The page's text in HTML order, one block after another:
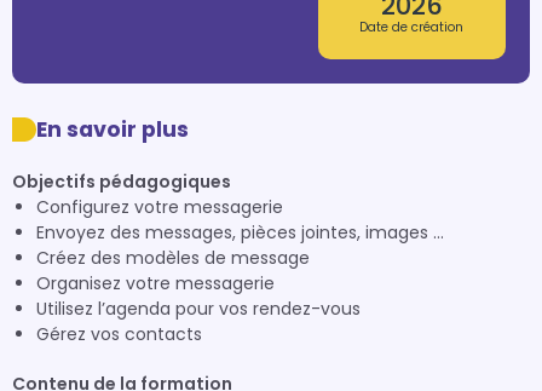
Date de création
En savoir plus
Objectifs pédagogiques
Configurez votre messagerie
Envoyez des messages, pièces jointes, images …
Créez des modèles de message
Organisez votre messagerie
Utilisez l’agenda pour vos rendez-vous
Gérez vos contacts
Contenu de la formation